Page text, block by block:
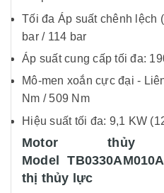
Tối đa Áp suất chênh lệch
bar / 114 bar
Áp suất cung cấp tối đa:
Mô-men xoắn cực đại -
Nm / 509 Nm
Hiệu suất tối đa: 9,1 KW
Motor thủy
Model
thị thủy lực